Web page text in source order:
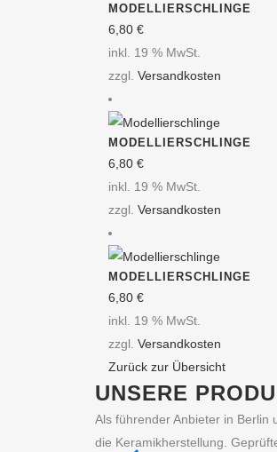
MODELLIERSCHLINGE
6,80 €
inkl. 19 % MwSt.
zzgl. Versandkosten
MODELLIERSCHLINGE
6,80 €
inkl. 19 % MwSt.
zzgl. Versandkosten
MODELLIERSCHLINGE
6,80 €
inkl. 19 % MwSt.
zzgl. Versandkosten
Zurück zur Übersicht
UNSERE
Als führender Anbieter in Berlin
die Keramikherstellung.